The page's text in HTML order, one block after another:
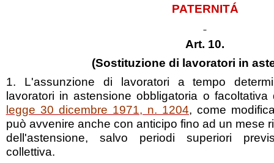
PATERNITÁ
Art. 10.
(Sostituzione di lavoratori in
1. L'assunzione di lavoratori a tempo
lavoratori in astensione obbligatoria o
legge 30 dicembre 1971, n. 1204, come
può avvenire anche con anticipo fino ad un mese
dell'astensione, salvo periodi superiori
collettiva.